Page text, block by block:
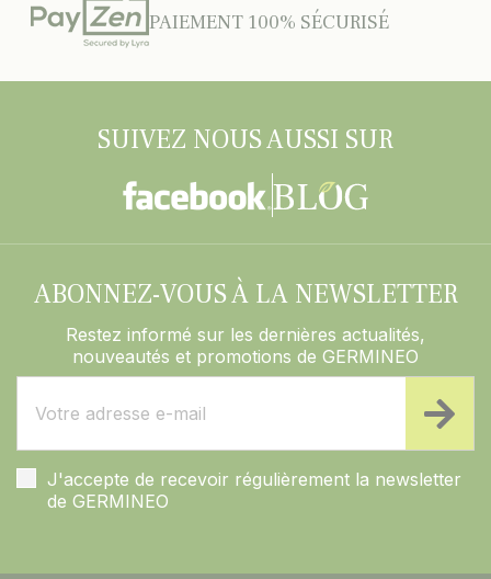
PAIEMENT 100% SÉCURISÉ
SUIVEZ NOUS AUSSI SUR
ABONNEZ-VOUS À LA NEWSLETTER
Restez informé sur les dernières actualités,
nouveautés et promotions de GERMINEO
J'accepte de recevoir régulièrement la newsletter
de GERMINEO